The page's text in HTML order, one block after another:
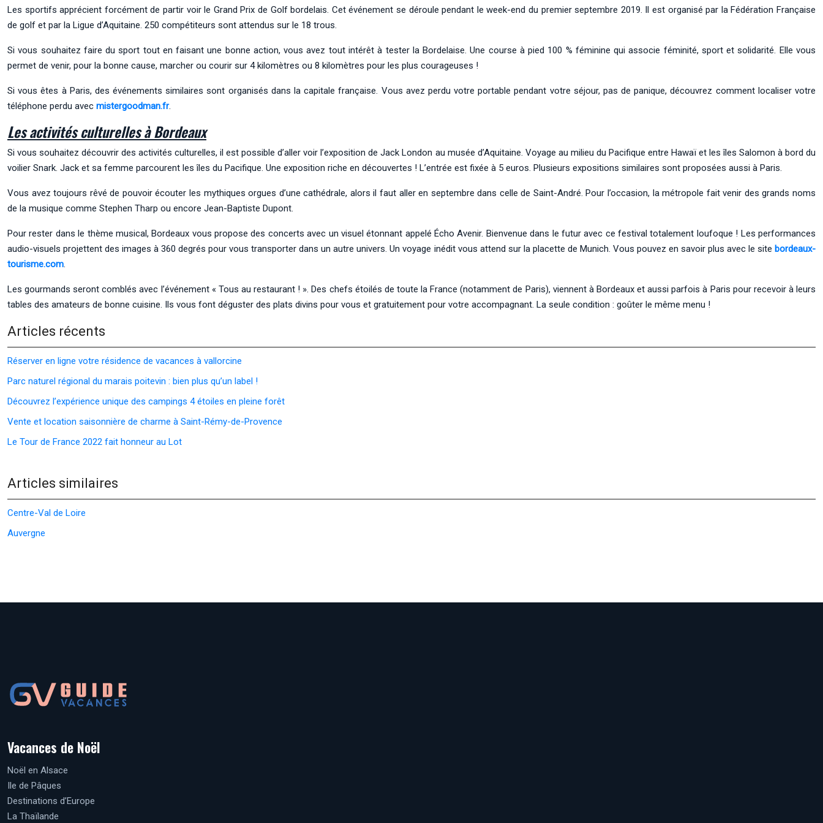
Les sportifs apprécient forcément de partir voir le Grand Prix de Golf bordelais. Cet événement se déroule pendant le week-end du premier septembre 2019. Il est organisé par la Fédération Française
de golf et par la Ligue d’Aquitaine. 250 compétiteurs sont attendus sur le 18 trous.
Si vous souhaitez faire du sport tout en faisant une bonne action, vous avez tout intérêt à tester la Bordelaise. Une course à pied 100 % féminine qui associe féminité, sport et solidarité. Elle vous
permet de venir, pour la bonne cause, marcher ou courir sur 4 kilomètres ou 8 kilomètres pour les plus courageuses !
Si vous êtes à Paris, des événements similaires sont organisés dans la capitale française. Vous avez perdu votre portable pendant votre séjour, pas de panique, découvrez comment localiser votre
téléphone perdu avec mistergoodman.fr.
Les activités culturelles à Bordeaux
Si vous souhaitez découvrir des activités culturelles, il est possible d’aller voir l’exposition de Jack London au musée d’Aquitaine. Voyage au milieu du Pacifique entre Hawaï et les îles Salomon à bord du
voilier Snark. Jack et sa femme parcourent les îles du Pacifique. Une exposition riche en découvertes ! L’entrée est fixée à 5 euros. Plusieurs expositions similaires sont proposées aussi à Paris.
Vous avez toujours rêvé de pouvoir écouter les mythiques orgues d’une cathédrale, alors il faut aller en septembre dans celle de Saint-André. Pour l’occasion, la métropole fait venir des grands noms
de la musique comme Stephen Tharp ou encore Jean-Baptiste Dupont.
Pour rester dans le thème musical, Bordeaux vous propose des concerts avec un visuel étonnant appelé Écho Avenir. Bienvenue dans le futur avec ce festival totalement loufoque ! Les performances
audio-visuels projettent des images à 360 degrés pour vous transporter dans un autre univers. Un voyage inédit vous attend sur la placette de Munich. Vous pouvez en savoir plus avec le site bordeaux-
tourisme.com.
Les gourmands seront comblés avec l’événement « Tous au restaurant ! ». Des chefs étoilés de toute la France (notamment de Paris), viennent à Bordeaux et aussi parfois à Paris pour recevoir à leurs
tables des amateurs de bonne cuisine. Ils vous font déguster des plats divins pour vous et gratuitement pour votre accompagnant. La seule condition : goûter le même menu !
Articles récents
Réserver en ligne votre résidence de vacances à vallorcine
Parc naturel régional du marais poitevin : bien plus qu’un label !
Découvrez l’expérience unique des campings 4 étoiles en pleine forêt
Vente et location saisonnière de charme à Saint-Rémy-de-Provence
Le Tour de France 2022 fait honneur au Lot
Articles similaires
Centre-Val de Loire
Auvergne
Vacances de Noël
Noël en Alsace
Ile de Pâques
Destinations d’Europe
La Thaïlande